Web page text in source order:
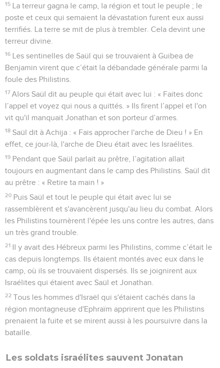
15 La terreur gagna le camp, la région et tout le peuple ; le
poste et ceux qui semaient la dévastation furent eux aussi
terrifiés. La terre se mit de plus à trembler. Cela devint une
terreur divine.
16 Les sentinelles de Saül qui se trouvaient à Guibea de
Benjamin virent que c’était la débandade générale parmi la
foule des Philistins.
17 Alors Saül dit au peuple qui était avec lui : « Faites donc
l’appel et voyez qui nous a quittés. » Ils firent l’appel et l'on
vit qu'il manquait Jonathan et son porteur d’armes.
18 Saül dit à Achija : « Fais approcher l'arche de Dieu ! » En
effet, ce jour-là, l'arche de Dieu était avec les Israélites.
19 Pendant que Saül parlait au prêtre, l’agitation allait
toujours en augmentant dans le camp des Philistins. Saül dit
au prêtre : « Retire ta main ! »
20 Puis Saül et tout le peuple qui était avec lui se
rassemblèrent et s'avancèrent jusqu'au lieu du combat. Alors
les Philistins tournèrent l'épée les uns contre les autres, dans
un très grand trouble.
21 Il y avait des Hébreux parmi les Philistins, comme c’était le
cas depuis longtemps. Ils étaient montés avec eux dans le
camp, où ils se trouvaient dispersés. Ils se joignirent aux
Israélites qui étaient avec Saül et Jonathan.
22 Tous les hommes d'Israël qui s'étaient cachés dans la
région montagneuse d'Ephraïm apprirent que les Philistins
prenaient la fuite et se mirent aussi à les poursuivre dans la
bataille.
Les soldats israélites sauvent Jonatan